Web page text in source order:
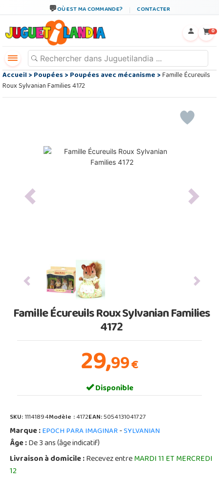
OÙ EST MA COMMANDE? CONTACTER
0
Accueil>Poupées>Poupées avec mécanisme>Famille Écureuils
Roux Sylvanian Families 4172
Previous Next
Previous Next
Famille Écureuils Roux Sylvanian Families
4172
29,99€
Disponible
SKU:11141894Modèle :4172EAN:5054131041727
Marque :EPOCH PARA IMAGINAR-SYLVANIAN
Âge :De 3 ans (âge indicatif)
Livraison à domicile :Recevez entreMARDI 11 ET MERCREDI
12